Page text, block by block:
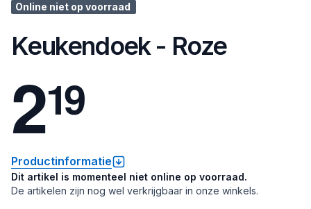
Online niet op voorraad
Keukendoek - Roze
219
Productinformatie
Dit artikel is momenteel niet online op voorraad.
De artikelen zijn nog wel verkrijgbaar in onze winkels.